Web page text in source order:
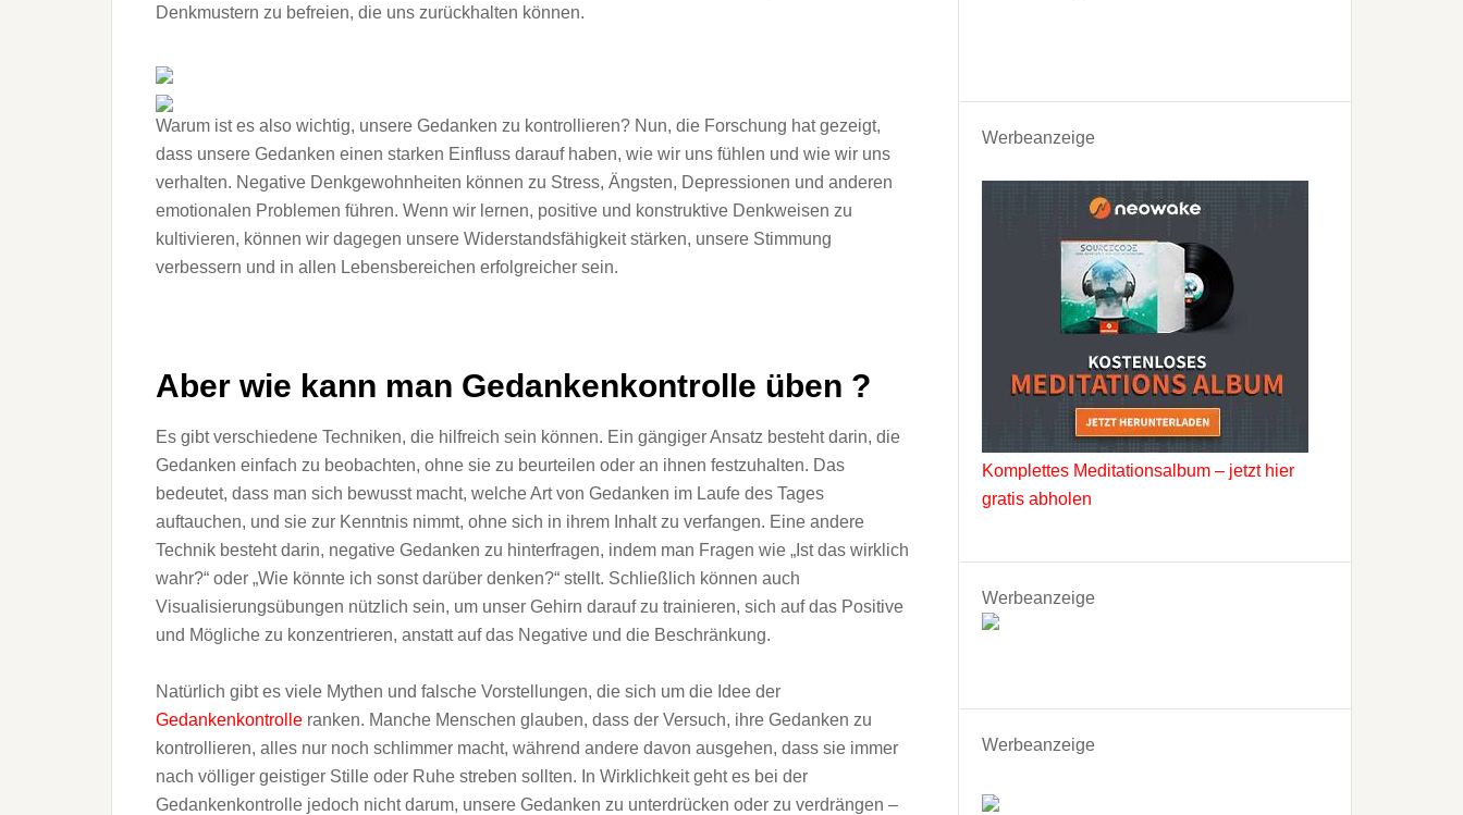
Denkmustern zu befreien, die uns zurückhalten können.
Warum ist es also wichtig, unsere Gedanken zu kontrollieren? Nun, die Forschung hat gezeigt,
dass unsere Gedanken einen starken Einfluss darauf haben, wie wir uns fühlen und wie wir uns
verhalten. Negative Denkgewohnheiten können zu Stress, Ängsten, Depressionen und anderen
emotionalen Problemen führen. Wenn wir lernen, positive und konstruktive Denkweisen zu
kultivieren, können wir dagegen unsere Widerstandsfähigkeit stärken, unsere Stimmung
verbessern und in allen Lebensbereichen erfolgreicher sein.
Aber wie kann man Gedankenkontrolle üben ?
Es gibt verschiedene Techniken, die hilfreich sein können. Ein gängiger Ansatz besteht darin, die
Gedanken einfach zu beobachten, ohne sie zu beurteilen oder an ihnen festzuhalten. Das
bedeutet, dass man sich bewusst macht, welche Art von Gedanken im Laufe des Tages
auftauchen, und sie zur Kenntnis nimmt, ohne sich in ihrem Inhalt zu verfangen. Eine andere
Technik besteht darin, negative Gedanken zu hinterfragen, indem man Fragen wie „Ist das wirklich
wahr?“ oder „Wie könnte ich sonst darüber denken?“ stellt. Schließlich können auch
Visualisierungsübungen nützlich sein, um unser Gehirn darauf zu trainieren, sich auf das Positive
und Mögliche zu konzentrieren, anstatt auf das Negative und die Beschränkung.
Natürlich gibt es viele Mythen und falsche Vorstellungen, die sich um die Idee der
Gedankenkontrolle ranken. Manche Menschen glauben, dass der Versuch, ihre Gedanken zu
kontrollieren, alles nur noch schlimmer macht, während andere davon ausgehen, dass sie immer
nach völliger geistiger Stille oder Ruhe streben sollten. In Wirklichkeit geht es bei der
Gedankenkontrolle jedoch nicht darum, unsere Gedanken zu unterdrücken oder zu verdrängen –
Werbeanzeige
Komplettes Meditationsalbum – jetzt hier
gratis abholen
Werbeanzeige
Werbeanzeige